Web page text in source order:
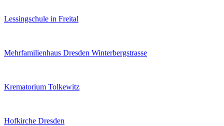
Lessingschule in Freital
Mehrfamilienhaus Dresden Winterbergstrasse
Krematorium Tolkewitz
Hofkirche Dresden